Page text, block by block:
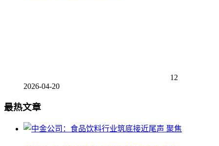
12
2026-04-20
最热文章